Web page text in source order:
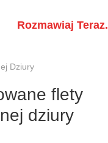
Rozmawiaj Teraz.
Dziury
flety
dziury